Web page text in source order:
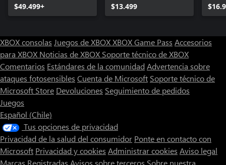
$49.499+ $13.499
XBOX consolas Juegos de XBOXXBOX Game Pass Accesorios
para XBOX Noticias de XBOX Soporte técnico de XBOX
Comentarios Estándares de la comunidad Advertencia sobre
ataques fotosensibles Cuenta de Microsoft Soporte técnico de
Microsoft Store Devoluciones Seguimiento de pedidos
Juegos
Español (Chile)
Tus opciones de privacidad
Privacidad de la salud del consumidor Ponte en contacto con
Microsoft Privacidad y cookies Administrar cookies Aviso legal
Marcas Registradas Avisos sobre terceros Sobre nuestra